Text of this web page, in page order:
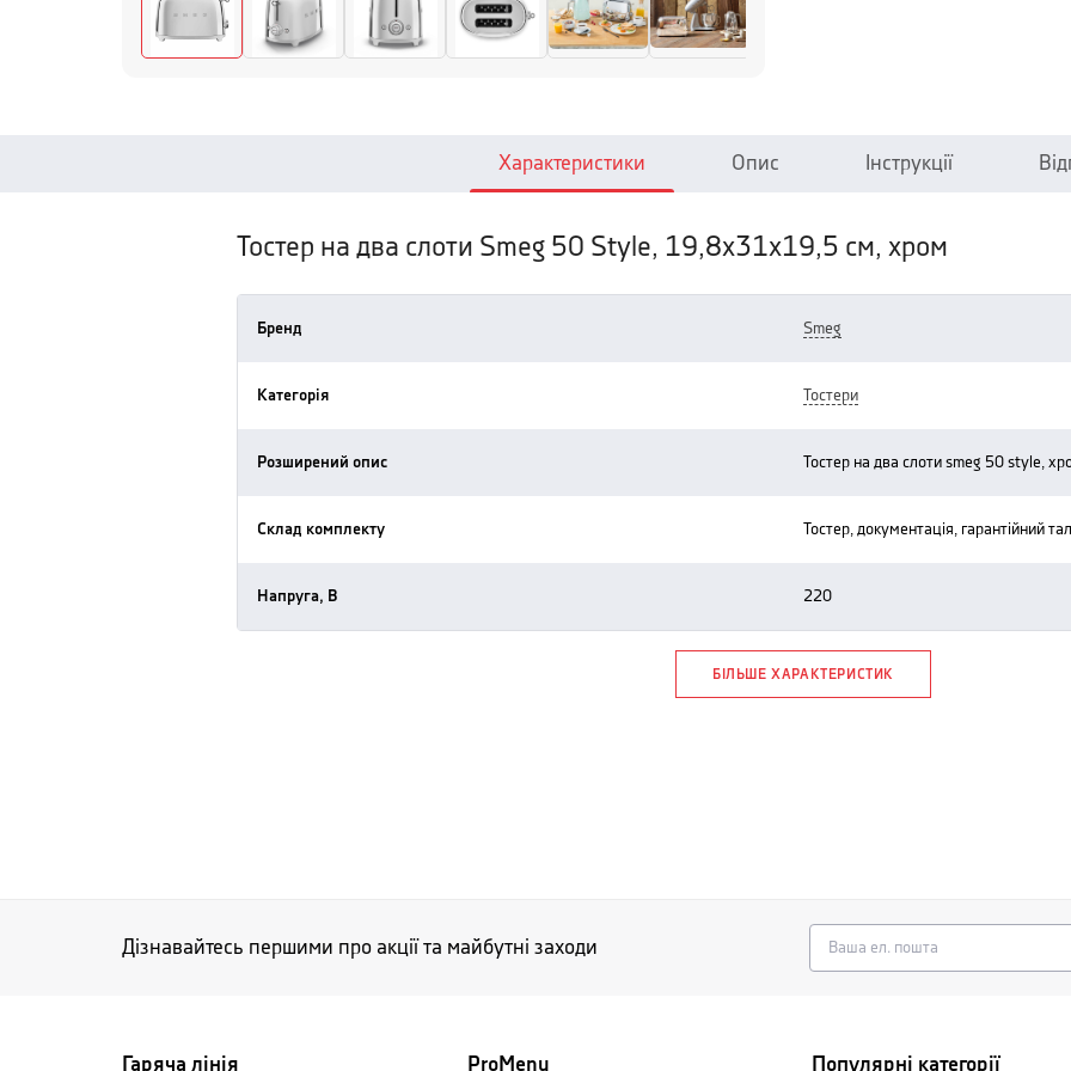
Характеристики Опис Інструкції
Тостер на два слоти Smeg 50 Style, 19,8х31х19,5 см, хром
Бренд smeg
Категорія тостери
Розширений опис тостер на два слоти smeg 50 style,
Склад комплекту тостер, документація, гарантійний
Напруга, В 220
БІЛЬШЕ ХАРАКТЕРИСТИК
Дізнавайтесь першими про акції та майбутні заходи
Гаряча лінія ProMenu Популярні категорії